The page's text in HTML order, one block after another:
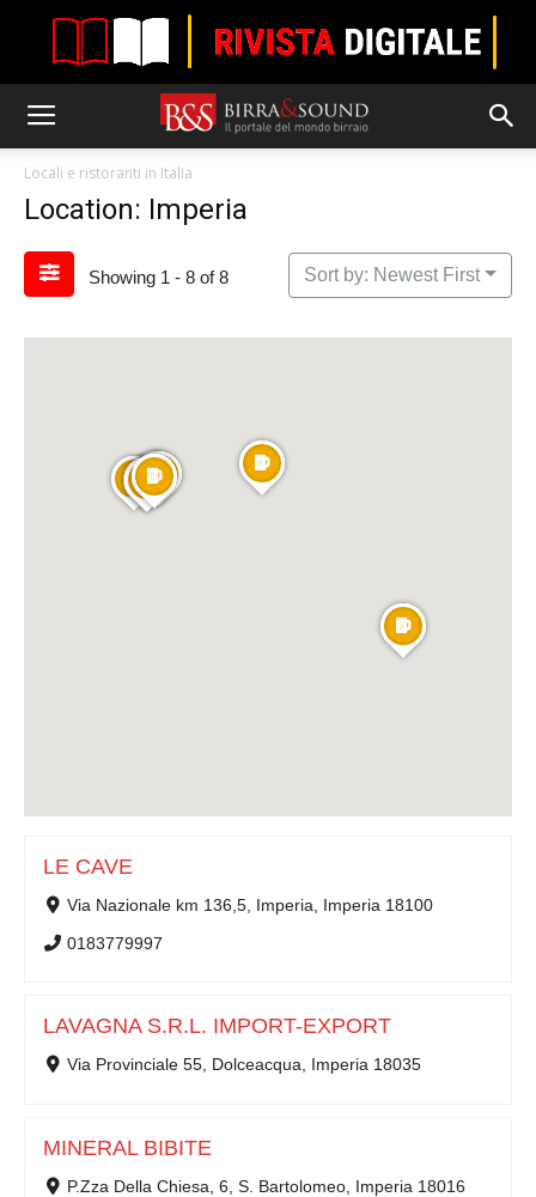
Locali e ristoranti in Italia
Location: Imperia
Showing 1 - 8 of 8 Sort by: Newest First
LE CAVE
Via Nazionale km 136,5, Imperia, Imperia 18100
0183779997
LAVAGNA S.R.L. IMPORT-EXPORT
Via Provinciale 55, Dolceacqua, Imperia 18035
MINERAL BIBITE
P.Zza Della Chiesa, 6, S. Bartolomeo, Imperia 18016